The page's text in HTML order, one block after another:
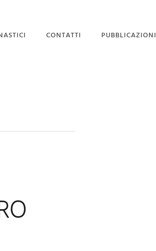
CONTATTI PUBBLICAZIONI